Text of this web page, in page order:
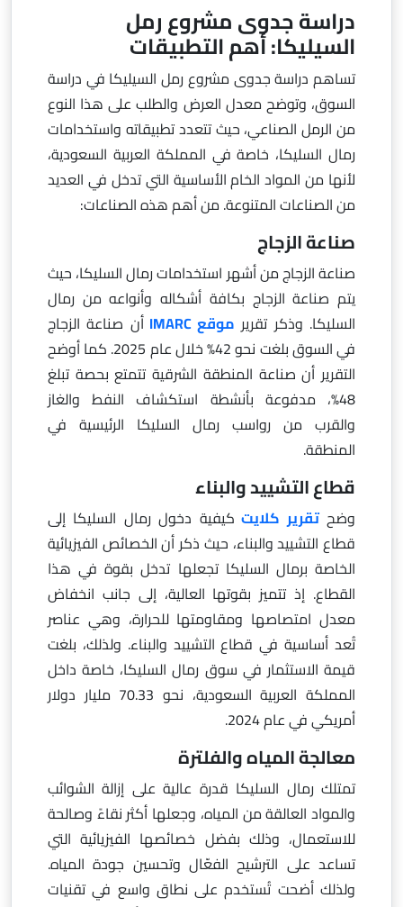
دراسة جدوى مشروع رمل
السيليكا: أهم التطبيقات
تساهم دراسة جدوى مشروع رمل السيليكا في دراسة
السوق، وتوضح معدل العرض والطلب على هذا النوع
من الرمل الصناعي، حيث تتعدد تطبيقاته واستخدامات
رمال السليكا، خاصة في المملكة العربية السعودية،
لأنها من المواد الخام الأساسية التي تدخل في العديد
من الصناعات المتنوعة. من أهم هذه الصناعات:
صناعة الزجاج
صناعة الزجاج من أشهر استخدامات رمال السليكا، حيث
يتم صناعة الزجاج بكافة أشكاله وأنواعه من رمال
السليكا. وذكر تقرير موقع IMARC
أن صناعة الزجاج
في السوق بلغت نحو 42% خلال عام 2025. كما أوضح
التقرير أن صناعة المنطقة الشرقية تتمتع بحصة تبلغ
48%، مدفوعة بأنشطة استكشاف النفط والغاز
والقرب من رواسب رمال السليكا الرئيسية في
المنطقة.
قطاع التشييد والبناء
وضحتقرير كلايت كيفية دخول رمال السليكا إلى
قطاع التشييد والبناء، حيث ذكر أن الخصائص الفيزيائية
الخاصة برمال السليكا تجعلها تدخل بقوة في هذا
القطاع. إذ تتميز بقوتها العالية، إلى جانب انخفاض
معدل امتصاصها ومقاومتها للحرارة، وهي عناصر
تُعد أساسية في قطاع التشييد والبناء. ولذلك، بلغت
قيمة الاستثمار في سوق رمال السليكا، خاصة داخل
المملكة العربية السعودية، نحو 70.33 مليار دولار
أمريكي في عام 2024.
معالجة المياه والفلترة
تمتلك رمال السليكا قدرة عالية على إزالة الشوائب
والمواد العالقة من المياه، وجعلها أكثر نقاءً وصالحة
للاستعمال، وذلك بفضل خصائصها الفيزيائية التي
تساعد على الترشيح الفعّال وتحسين جودة المياه.
ولذلك أضحت تُستخدم على نطاق واسع في تقنيات